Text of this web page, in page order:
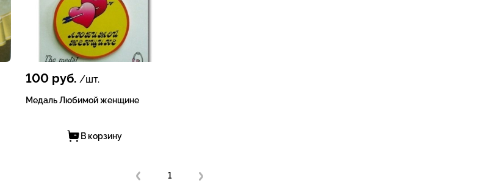
100 руб. /шт.
Медаль Любимой женщине
В корзину
1